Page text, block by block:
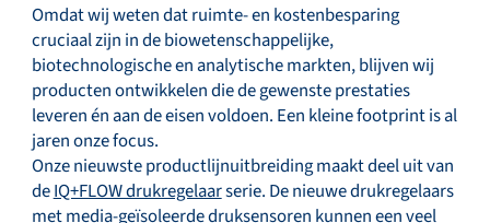
Omdat wij weten dat ruimte- en kostenbesparing
cruciaal zijn in de biowetenschappelijke,
biotechnologische en analytische markten, blijven wij
producten ontwikkelen die de gewenste prestaties
leveren én aan de eisen voldoen. Een kleine footprint is al
jaren onze focus.
Onze nieuwste productlijnuitbreiding maakt deel uit van
deIQ+FLOW drukregelaarserie. De nieuwe drukregelaars
met media-geïsoleerde druksensoren kunnen een veel